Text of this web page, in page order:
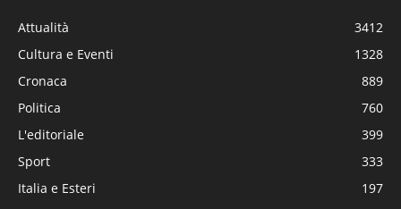
Attualità
3412
Cultura e Eventi
1328
Cronaca
889
Politica
760
L'editoriale
399
Sport
333
Italia e Esteri
197